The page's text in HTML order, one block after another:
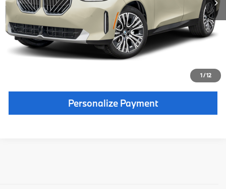
1/12
Tarifa de la agencia de matrículas personalizadas:
+66 $
Precio en libras esterlinas
55 990 dólares
Haga Clic Para Llamar
Personalize Payment